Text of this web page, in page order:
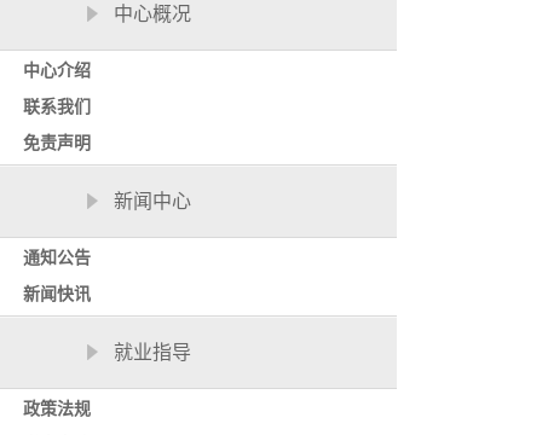
中心概况
中心介绍
联系我们
免责声明
新闻中心
通知公告
新闻快讯
就业指导
政策法规